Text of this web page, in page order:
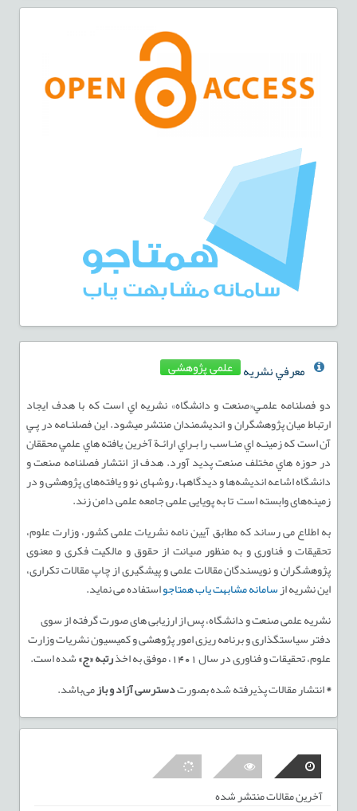
معرفي نشريه علمی پژوهشی
دو فصلنامه علمـي«صنعت و دانشگاه» نشريه اي است كه با هدف ايجاد
ارتباط ميان پژوهشگران و انديشمندان منتشر ميشود. اين فصلنـامه در پـي
آن است كه زمينـه اي منـاسب را بـراي ارائـة آخرين يافته هاي علمي محققان
در حوزه هاي مختلف صنعت پديد آورد. هدف از انتشار فصلنامه صنعت و
دانشگاه اشاعه اندیشه‌ها و دیدگاهها، روشهای نو و یافته‌های پژوهشی و در
زمینه‌های وابسته است تا به‌ پویایی علمی جامعه علمی دامن زند.
به اطلاع می­ رساند که مطابق آیین ­نامه نشریات علمی کشور، وزارت علوم،
تحقیقات و فناوری و به منظور صیانت از حقوق و مالکیت فکری و معنوی
پژوهشگران و نویسندگان مقالات علمی و پیشگیری از چاپ مقالات تکراری،
این نشریه ازسامانه مشابهت یاب همتاجواستفاده می نماید.
نشریه علمی صنعت و دانشگاه، پس از ارزیابی های صورت گرفته از سوی
دفتر سیاستگذاری و برنامه ریزی امور پژوهشی و کمیسیون نشریات وزارت
علوم، تحقیقات و فناوری در سال 1401، موفق به اخذ
رتبه«ج»شده است.
*انتشار مقالات پذیرفته شده بصورتدسترسی آزاد و بازمی‌باشد.
آخرین مقالات منتشر شده